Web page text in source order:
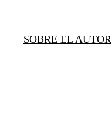
contenido
SOBRE EL AUTOR